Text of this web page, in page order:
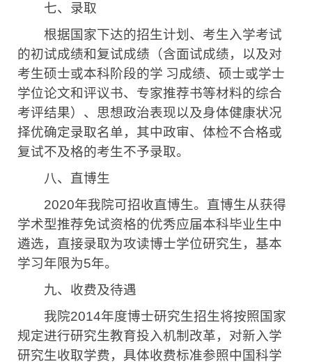
七、录取
根据国家下达的招生计划、考生入学考试
的初试成绩和复试成绩（含面试成绩，以及对
考生硕士或本科阶段的学 习成绩、硕士或学士
学位论文和评议书、专家推荐书等材料的综合
考评结果）、思想政治表现以及身体健康状况
择优确定录取名单，其中政审、体检不合格或
复试不及格的考生不予录取。
八、直博生
2020年我院可招收直博生。直博生从获得
学术型推荐免试资格的优秀应届本科毕业生中
遴选，直接录取为攻读博士学位研究生，基本
学习年限为5年。
九、收费及待遇
我院2014年度博士研究生招生将按照国家
规定进行研究生教育投入机制改革，对新入学
研究生收取学费，具体收费标准参照中国科学